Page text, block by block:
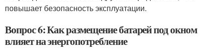
повышает безопасность эксплуатации.
Вопрос 6: Как размещение батарей под окном
влияет на энергопотребление